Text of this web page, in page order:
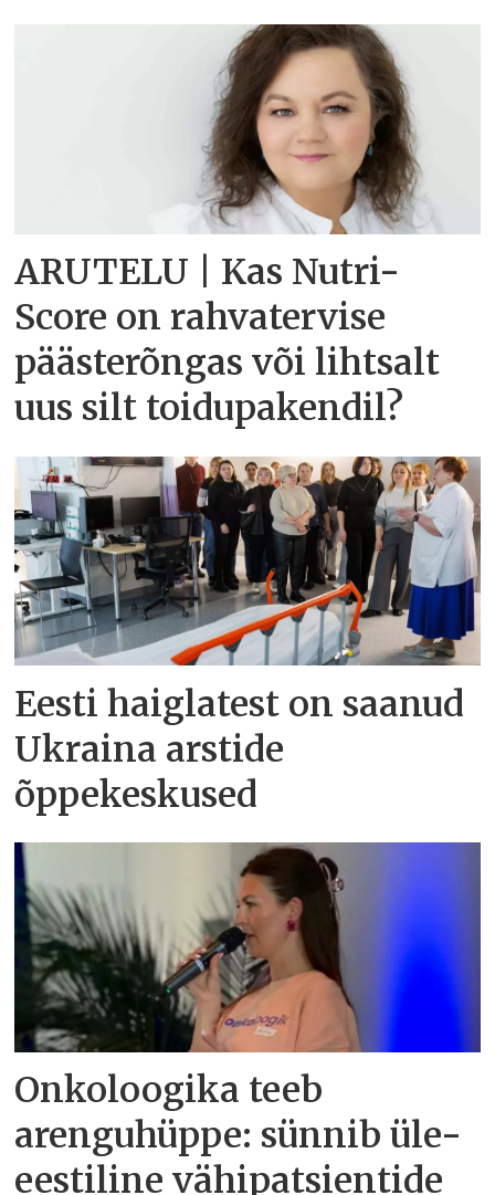
ARUTELU | Kas Nutri-
Score on rahvatervise
päästerõngas või lihtsalt
uus silt toidupakendil?
Eesti haiglatest on saanud
Ukraina arstide
õppekeskused
Onkoloogika teeb
arenguhüppe: sünnib üle-
eestiline vähipatsientide